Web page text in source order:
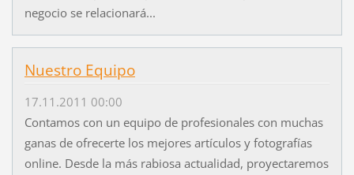
negocio se relacionará...
Nuestro Equipo
17.11.2011 00:00
Contamos con un equipo de profesionales con muchas
ganas de ofrecerte los mejores artículos y fotografías
online. Desde la más rabiosa actualidad, proyectaremos